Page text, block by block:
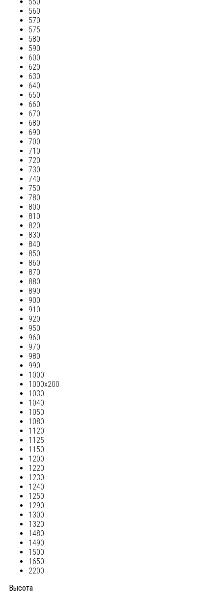
550
560
570
575
580
590
600
620
630
640
650
660
670
680
690
700
710
720
730
740
750
780
800
810
820
830
840
850
860
870
880
890
900
910
920
950
960
970
980
990
1000
1000х200
1030
1040
1050
1080
1120
1125
1150
1200
1220
1230
1240
1250
1290
1300
1320
1480
1490
1500
1650
2200
Высота